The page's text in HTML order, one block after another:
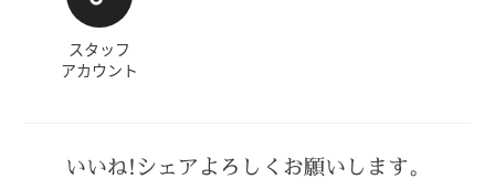
スタッフ
アカウント
いいね!シェアよろしくお願いします。